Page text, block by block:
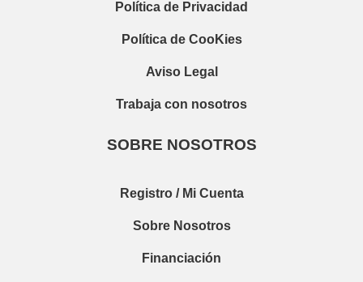
Ver todos los resultados
Política de Privacidad
Política de CooKies
Aviso Legal
Trabaja con nosotros
SOBRE NOSOTROS
Registro / Mi Cuenta
Sobre Nosotros
Financiación